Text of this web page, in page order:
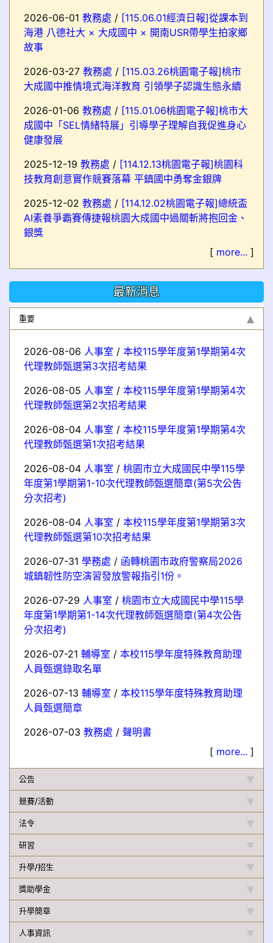
2026-06-01 教務處 / [115.06.01經濟日報]從課本到
海港 八德社大 × 大成國中 × 開南USR帶學生拍家鄉
故事
2026-03-27 教務處 / [115.03.26桃園電子報]桃市
大成國中推情境式海洋教育 引領學子認識生態永續
2026-01-06 教務處 / [115.01.06桃園電子報]桃市大
成國中「SEL情緒特展」引導學子理解自我促進身心
健康發展
2025-12-19 教務處 / [114.12.13桃園電子報]桃園科
技教育創意實作競賽落幕 平鎮國中勇奪金銀牌
2025-12-02 教務處 / [114.12.02桃園電子報]總統盃
AI素養爭霸賽傳捷報桃園大成國中過關斬將抱回金、
銀獎
[ more... ]
最新消息
重要
2026-08-06 人事室 / 本校115學年度第1學期第4次
代理教師甄選第3次招考結果
2026-08-05 人事室 / 本校115學年度第1學期第4次
代理教師甄選第2次招考結果
2026-08-04 人事室 / 本校115學年度第1學期第4次
代理教師甄選第1次招考結果
2026-08-04 人事室 / 桃園市立大成國民中學115學
年度第1學期第1-10次代理教師甄選簡章(第5次公告
分次招考)
2026-08-04 人事室 / 本校115學年度第1學期第3次
代理教師甄選第10次招考結果
2026-07-31 學務處 / 函轉桃園市政府警察局2026
城鎮韌性防空演習發放警報指引1份。
2026-07-29 人事室 / 桃園市立大成國民中學115學
年度第1學期第1-14次代理教師甄選簡章(第4次公告
分次招考)
2026-07-21 輔導室 / 本校115學年度特殊教育助理
人員甄選錄取名單
2026-07-13 輔導室 / 本校115學年度特殊教育助理
人員甄選簡章
2026-07-03 教務處 / 聲明書
[ more... ]
公告
競賽/活動
法令
研習
升學/招生
獎助學金
升學簡章
人事資訊